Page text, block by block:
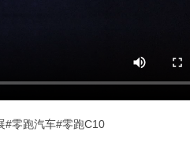
#零跑汽车#零跑C10